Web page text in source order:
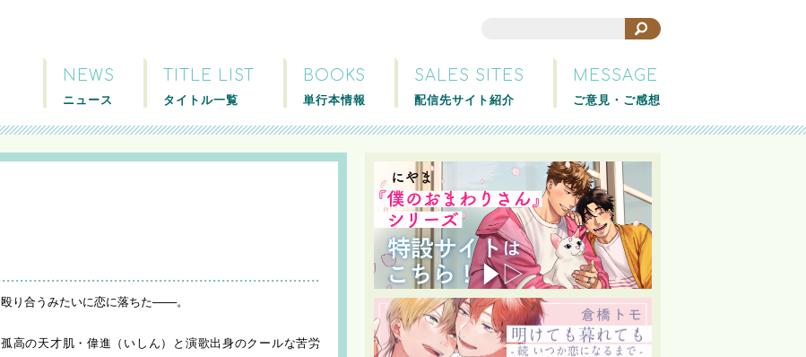
NEWS
ニュース
TITLE LIST
タイトル一覧
BOOKS
単行本情報
SALES SITES
配信先サイト紹介
MESSAGE
ご意見・ご感想
殴り合うみたいに恋に落ちた───。
孤高の天才肌・偉進（いしん）と演歌出身のクールな苦労